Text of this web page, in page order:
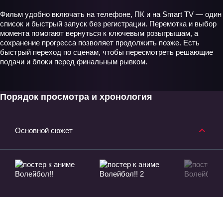
Фильм удобно включать на телефоне, ПК и на Smart TV — один
список и быстрый запуск без регистрации. Перемотка и выбор
момента помогают вернуться к ключевым розыгрышам, а
сохранение прогресса позволяет продолжить позже. Есть
быстрый переход по сценам, чтобы пересмотреть решающие
подачи и блоки перед финальным рывком.
Порядок просмотра и хронология
Основной сюжет